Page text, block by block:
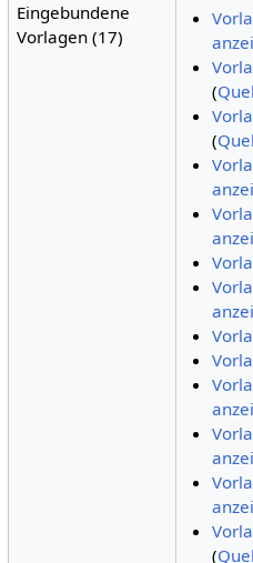
Eingebundene
Vorlagen (17)
(
(
(